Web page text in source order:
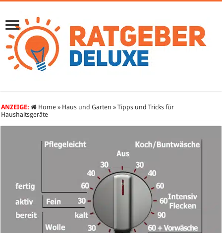
ANZEIGE: Home » Haus und Garten » Tipps und Tricks für
Haushaltsgeräte